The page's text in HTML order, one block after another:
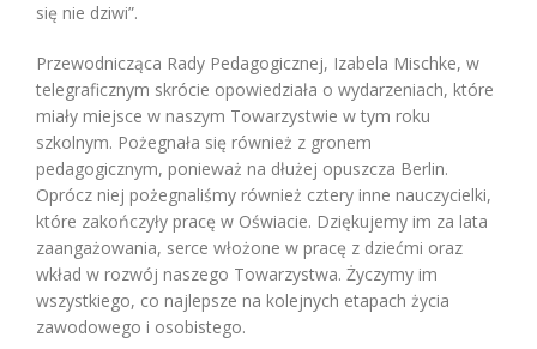
się nie dziwi”.
Przewodnicząca Rady Pedagogicznej, Izabela Mischke, w
telegraficznym skrócie opowiedziała o wydarzeniach, które
miały miejsce w naszym Towarzystwie w tym roku
szkolnym. Pożegnała się również z gronem
pedagogicznym, ponieważ na dłużej opuszcza Berlin.
Oprócz niej pożegnaliśmy również cztery inne nauczycielki,
które zakończyły pracę w Oświacie. Dziękujemy im za lata
zaangażowania, serce włożone w pracę z dziećmi oraz
wkład w rozwój naszego Towarzystwa. Życzymy im
wszystkiego, co najlepsze na kolejnych etapach życia
zawodowego i osobistego.